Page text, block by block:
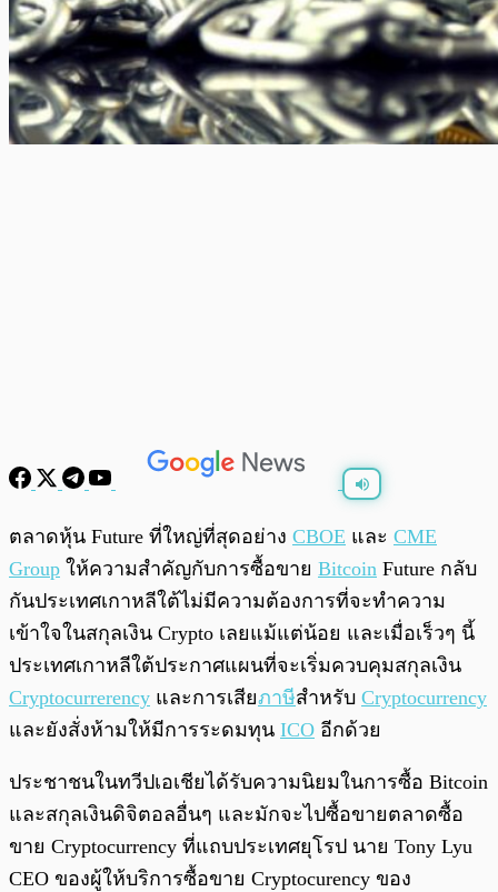
พร้อมเล่น
ตลาดหุ้น Future ที่ใหญ่ที่สุดอย่าง CBOE และ CME
Group ให้ความสำคัญกับการซื้อขาย Bitcoin Future กลับ
กันประเทศเกาหลีใต้ไม่มีความต้องการที่จะทำความ
เข้าใจในสกุลเงิน Crypto เลยแม้แต่น้อย และเมื่อเร็วๆ นี้
ประเทศเกาหลีใต้ประกาศแผนที่จะเริ่มควบคุมสกุลเงิน
Cryptocurrerency และการเสียภาษีสำหรับ Cryptocurrency
และยังสั่งห้ามให้มีการระดมทุน ICO อีกด้วย
ประชาชนในทวีปเอเชียได้รับความนิยมในการซื้อ Bitcoin
และสกุลเงินดิจิตอลอื่นๆ และมักจะไปซื้อขายตลาดซื้อ
ขาย Cryptocurrency ที่แถบประเทศยุโรป นาย Tony Lyu
CEO ของผู้ให้บริการซื้อขาย Cryptocurency ของ